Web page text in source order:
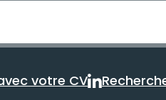
aurez 10 secondes
avec votre CV
votre CV